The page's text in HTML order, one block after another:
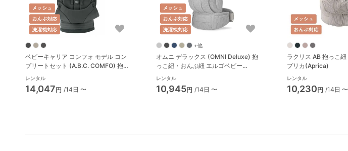
ベビーキャリア コンフォ モデル コン
プリートセット (A.B.C. COMFO) 抱っ
こ紐・おんぶ紐 エアバギー
(Airbuggy)
レンタル
14,047円 /14日 〜
+他
オムニ デラックス (OMNI Deluxe) 抱
っこ紐・おんぶ紐 エルゴベビー
(ergobaby)
レンタル
10,945円 /14日 〜
ラクリス AB 抱っこ
プリカ(Aprica)
レンタル
10,230円 /14日 〜